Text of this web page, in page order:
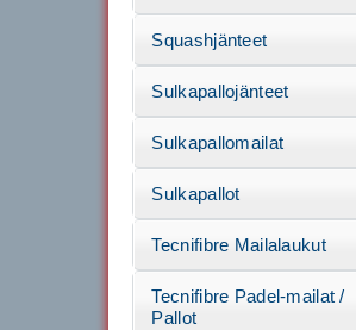
Squashjänteet
Sulkapallojänteet
Sulkapallomailat
Sulkapallot
Tecnifibre Mailalaukut
Tecnifibre Padel-mailat /
Pallot